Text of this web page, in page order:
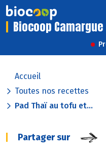
Biocoop Camargue
Accueil
Toutes nos recettes
Pad Thaï au tofu et...
Partager sur